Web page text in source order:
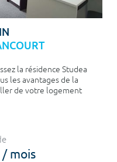
la résidence Studea
les avantages de la
de votre logement
mois